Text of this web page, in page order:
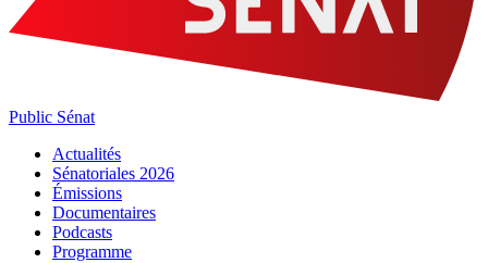
Public Sénat
Actualités
Sénatoriales 2026
Émissions
Documentaires
Podcasts
Programme